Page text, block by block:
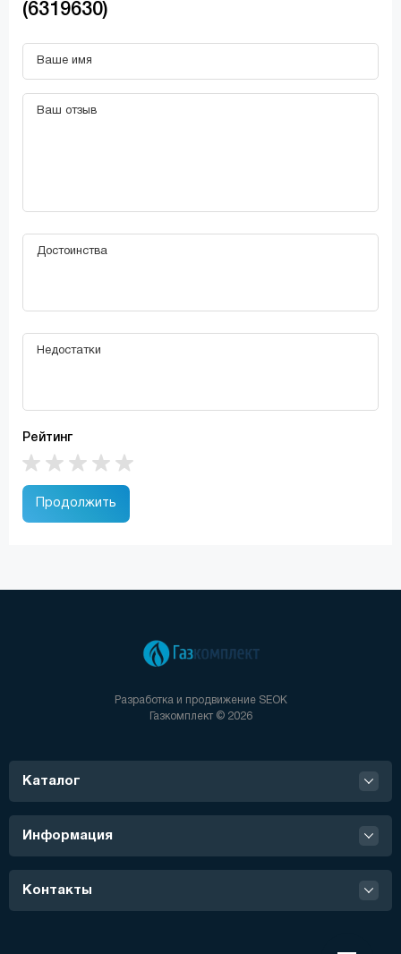
(6319630)
Рейтинг
Продолжить
Разработка и продвижение SEOK
Газкомплект © 2026
Каталог
Информация
Контакты